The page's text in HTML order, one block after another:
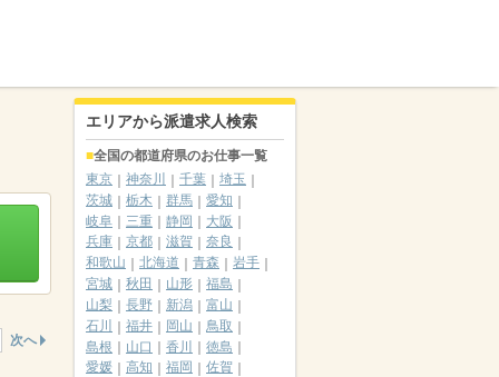
次へ
エリアから派遣求人検索
全国の都道府県のお仕事一覧
東京
神奈川 千葉
埼玉
茨城
栃木 群馬
愛知
岐阜
三重 静岡
大阪
兵庫
京都 滋賀
奈良
和歌山
北海道 青森
岩手
宮城
秋田 山形
福島
山梨
長野 新潟
富山
石川
福井 岡山
鳥取
島根
山口 香川
徳島
愛媛
高知 福岡
佐賀